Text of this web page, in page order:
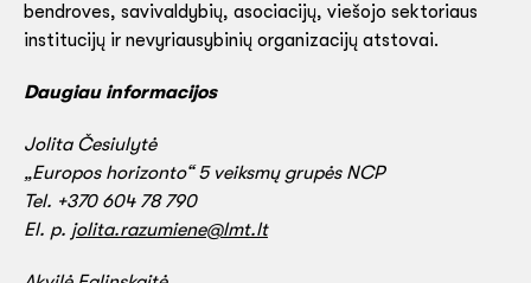
bendroves, savivaldybių, asociacijų, viešojo sektoriaus
institucijų ir nevyriausybinių organizacijų atstovai.
Daugiau informacijos
Jolita Česiulytė
„Europos horizonto“ 5 veiksmų grupės NCP
Tel. +370 604 78 790
El. p. jolita.razumiene@lmt.lt